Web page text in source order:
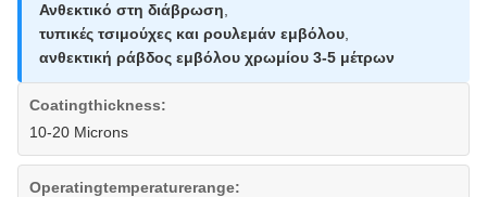
Ανθεκτικό στη διάβρωση
τυπικές τσιμούχες και ρουλεμάν εμβόλου
ανθεκτική ράβδος εμβόλου χρωμίου 3-5 μέτρων
Coatingthickness:
10-20 Microns
Operatingtemperaturerange: